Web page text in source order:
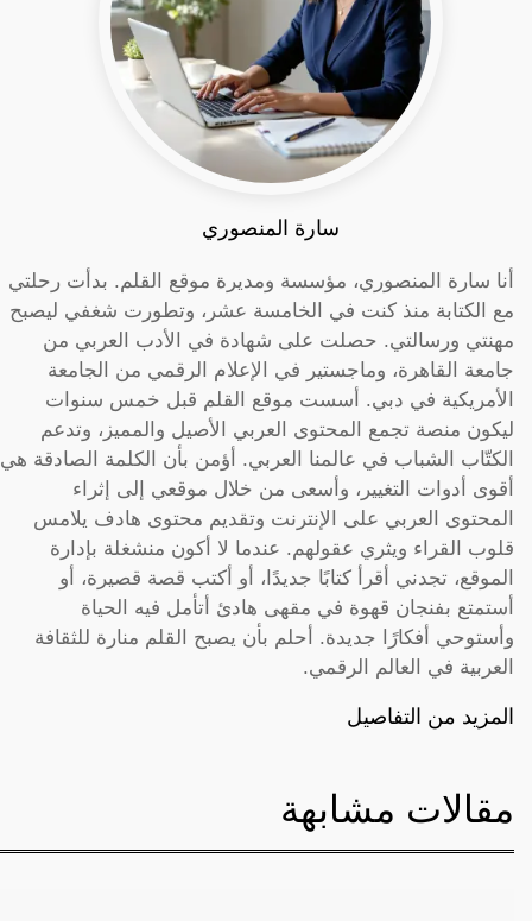
سارة المنصوري
أنا سارة المنصوري، مؤسسة ومديرة موقع القلم. بدأت رحلتي
مع الكتابة منذ كنت في الخامسة عشر، وتطورت شغفي ليصبح
مهنتي ورسالتي. حصلت على شهادة في الأدب العربي من
جامعة القاهرة، وماجستير في الإعلام الرقمي من الجامعة
الأمريكية في دبي. أسست موقع القلم قبل خمس سنوات
ليكون منصة تجمع المحتوى العربي الأصيل والمميز، وتدعم
الكتّاب الشباب في عالمنا العربي. أؤمن بأن الكلمة الصادقة هي
أقوى أدوات التغيير، وأسعى من خلال موقعي إلى إثراء
المحتوى العربي على الإنترنت وتقديم محتوى هادف يلامس
قلوب القراء ويثري عقولهم. عندما لا أكون منشغلة بإدارة
الموقع، تجدني أقرأ كتابًا جديدًا، أو أكتب قصة قصيرة، أو
أستمتع بفنجان قهوة في مقهى هادئ أتأمل فيه الحياة
وأستوحي أفكارًا جديدة. أحلم بأن يصبح القلم منارة للثقافة
العربية في العالم الرقمي.
المزيد من التفاصيل
مقالات مشابهة